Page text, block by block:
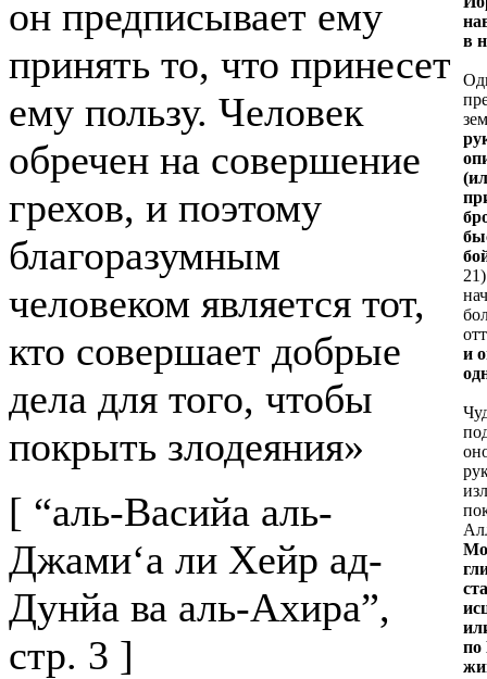
он предписывает ему
принять то, что принесет
ему пользу. Человек
обречен на совершение
грехов, и поэтому
благоразумным
человеком является тот,
кто совершает добрые
дела для того, чтобы
покрыть злодеяния»
[ “аль-Васийа аль-
Джами‘а ли Хейр ад-
Дунйа ва аль-Ахира”,
стр. 3 ]
в
21
и
по